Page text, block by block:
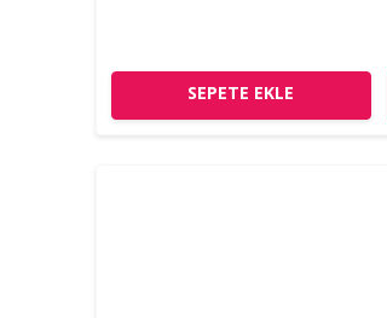
SEPETE EKLE